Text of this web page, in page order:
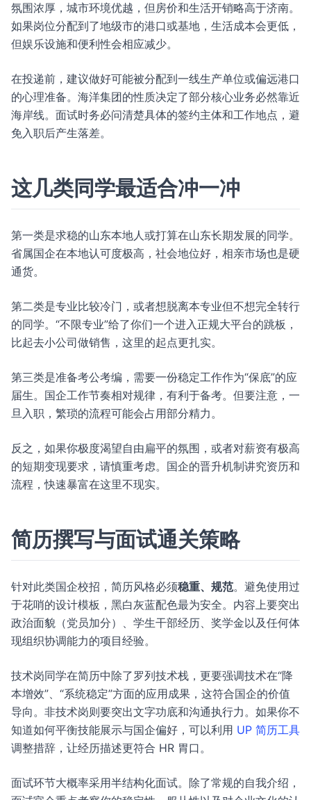
氛围浓厚，城市环境优越，但房价和生活开销略高于济南。
如果岗位分配到了地级市的港口或基地，生活成本会更低，
但娱乐设施和便利性会相应减少。
在投递前，建议做好可能被分配到一线生产单位或偏远港口
的心理准备。海洋集团的性质决定了部分核心业务必然靠近
海岸线。面试时务必问清楚具体的签约主体和工作地点，避
免入职后产生落差。
这几类同学最适合冲一冲
第一类是求稳的山东本地人或打算在山东长期发展的同学。
省属国企在本地认可度极高，社会地位好，相亲市场也是硬
通货。
第二类是专业比较冷门，或者想脱离本专业但不想完全转行
的同学。“不限专业”给了你们一个进入正规大平台的跳板，
比起去小公司做销售，这里的起点更扎实。
第三类是准备考公考编，需要一份稳定工作作为“保底”的应
届生。国企工作节奏相对规律，有利于备考。但要注意，一
旦入职，繁琐的流程可能会占用部分精力。
反之，如果你极度渴望自由扁平的氛围，或者对薪资有极高
的短期变现要求，请慎重考虑。国企的晋升机制讲究资历和
流程，快速暴富在这里不现实。
简历撰写与面试通关策略
针对此类国企校招，简历风格必须稳重、规范。避免使用过
于花哨的设计模板，黑白灰蓝配色最为安全。内容上要突出
政治面貌（党员加分）、学生干部经历、奖学金以及任何体
现组织协调能力的项目经验。
技术岗同学在简历中除了罗列技术栈，更要强调技术在“降
本增效”、“系统稳定”方面的应用成果，这符合国企的价值
导向。非技术岗则要突出文字功底和沟通执行力。如果你不
知道如何平衡技能展示与国企偏好，可以利用 UP 简历工具
调整措辞，让经历描述更符合 HR 胃口。
面试环节大概率采用半结构化面试。除了常规的自我介绍，